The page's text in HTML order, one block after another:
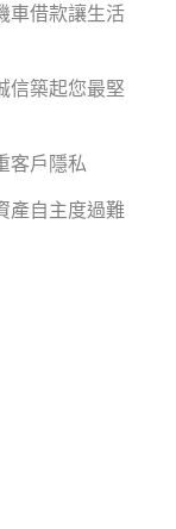
車借款讓生活
信築起您最堅
客戶隱私
產自主度過難